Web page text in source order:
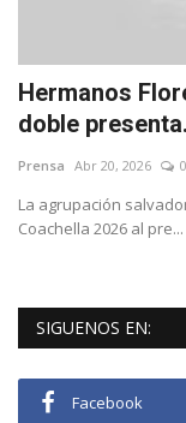
Fotos
Deportes
Cine y TV
Tecnología
Hermanos
doble
Prensa Abr 20, 2026 0
La agrupación
Coachella 2026 al pre...
SIGUENOS EN:
Facebook